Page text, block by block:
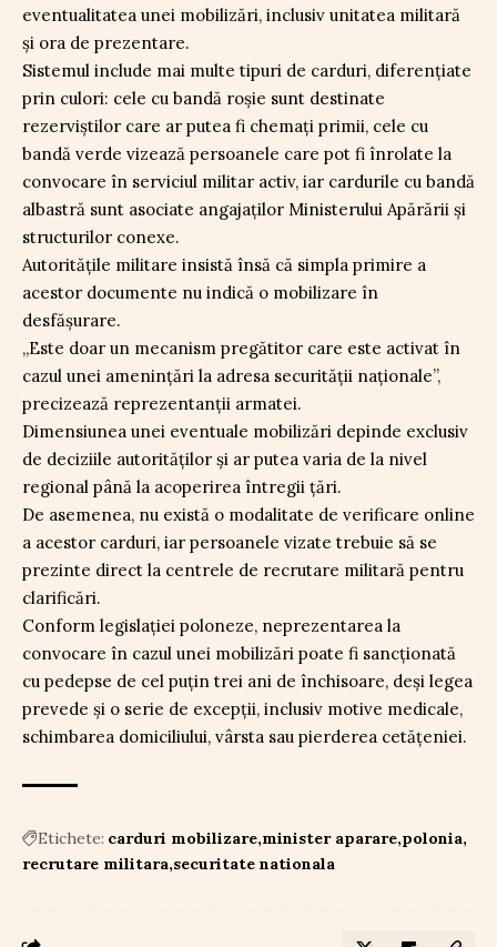
eventualitatea unei mobilizări, inclusiv unitatea militară
și ora de prezentare.
Sistemul include mai multe tipuri de carduri, diferențiate
prin culori: cele cu bandă roșie sunt destinate
rezerviștilor care ar putea fi chemați primii, cele cu
bandă verde vizează persoanele care pot fi înrolate la
convocare în serviciul militar activ, iar cardurile cu bandă
albastră sunt asociate angajaților Ministerului Apărării și
structurilor conexe.
Autoritățile militare insistă însă că simpla primire a
acestor documente nu indică o mobilizare în
desfășurare.
„Este doar un mecanism pregătitor care este activat în
cazul unei amenințări la adresa securității naționale”,
precizează reprezentanții armatei.
Dimensiunea unei eventuale mobilizări depinde exclusiv
de deciziile autorităților și ar putea varia de la nivel
regional până la acoperirea întregii țări.
De asemenea, nu există o modalitate de verificare online
a acestor carduri, iar persoanele vizate trebuie să se
prezinte direct la centrele de recrutare militară pentru
clarificări.
Conform legislației poloneze, neprezentarea la
convocare în cazul unei mobilizări poate fi sancționată
cu pedepse de cel puțin trei ani de închisoare, deși legea
prevede și o serie de excepții, inclusiv motive medicale,
schimbarea domiciliului, vârsta sau pierderea cetățeniei.
Etichete: carduri mobilizare minister aparare polonia
recrutare militara securitate nationala